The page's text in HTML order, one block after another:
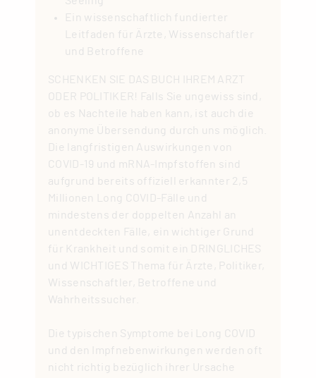
Ein wissenschaftlich fundierter
Leitfaden für Ärzte, Wissenschaftler
und Betroffene
SCHENKEN SIE DAS BUCH IHREM ARZT
ODER POLITIKER! Falls Sie ungewiss sind,
ob es Nachteile haben kann, ist auch die
anonyme Übersendung durch uns möglich.
Die langfristigen Auswirkungen von
COVID-19 und mRNA-Impfstoffen sind
aufgrund bereits offiziell erkannter 2,5
Millionen Long COVID-Fälle und
mindestens der doppelten Anzahl an
unentdeckten Fälle, ein wichtiger Grund
für Krankheit und somit ein DRINGLICHES
und WICHTIGES Thema für Ärzte, Politiker,
Wissenschaftler, Betroffene und
Wahrheitssucher.
Die typischen Symptome bei Long COVID
und den Impfnebenwirkungen werden oft
nicht richtig bezüglich ihrer Ursache